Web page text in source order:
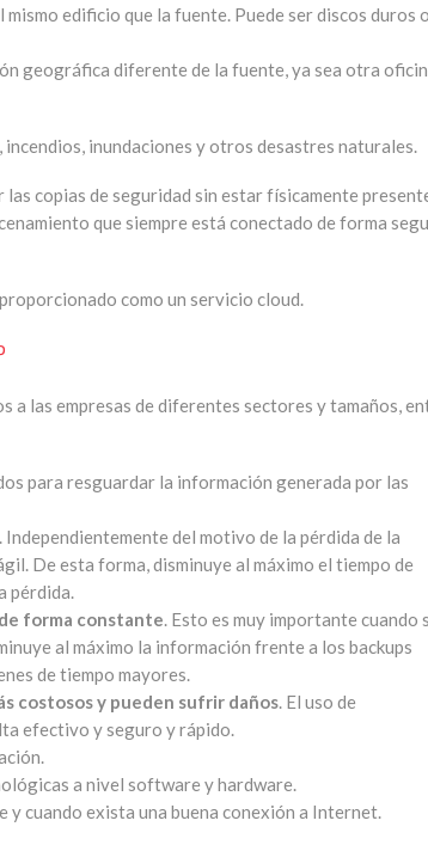
edificio que la fuente. Puede ser discos duros
geográfica diferente de la fuente, ya sea otra
inundaciones y otros desastres naturales.
las copias de seguridad sin estar físicamente
que siempre está conectado de forma
como un servicio cloud.
a las empresas de diferentes sectores y tamaños,
para resguardar la información generada por las
. Independientemente del motivo de la pérdida de la
De esta forma, disminuye al máximo el tiempo de
pérdida.
forma constante. Esto es muy importante cuando
al máximo la información frente a los backups
de tiempo mayores.
costosos y pueden sufrir daños. El uso de
efectivo y seguro y rápido.
a nivel software y hardware.
y cuando exista una buena conexión a Internet.